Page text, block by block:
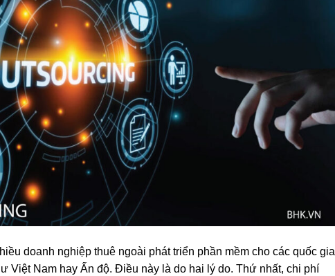
doanh nghiệp thuê ngoài phát triển phần mềm cho các quốc gia
Việt Nam hay Ấn độ. Điều này là do hai lý do. Thứ nhất, chi phí